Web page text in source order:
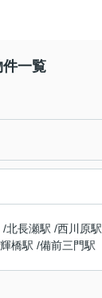
一覧
/北長瀬駅 /西川原駅
橋駅 /備前三門駅